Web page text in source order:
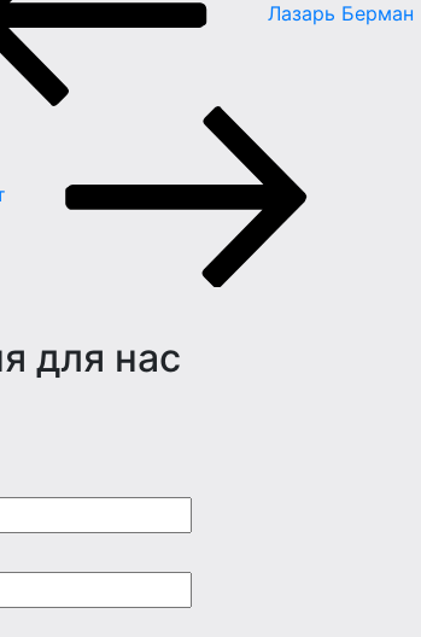
Лазарь Берман
для нас